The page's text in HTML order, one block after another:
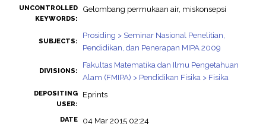
UNCONTROLLED
KEYWORDS:
Gelombang permukaan air, miskonsepsi
SUBJECTS:
Prosiding > Seminar Nasional Penelitian,
Pendidikan, dan Penerapan MIPA 2009
DIVISIONS:
Fakultas Matematika dan Ilmu Pengetahuan
Alam (FMIPA) > Pendidikan Fisika > Fisika
DEPOSITING
USER:
Eprints
DATE
04 Mar 2015 02:24